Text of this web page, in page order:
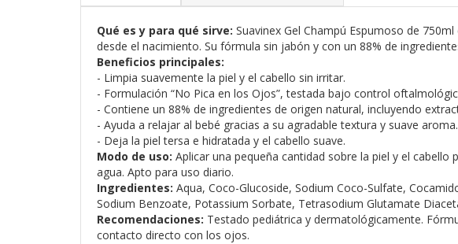
Qué es y para qué sirve: Suavinex Gel Champú Espumoso de
desde el nacimiento. Su fórmula sin jabón y con un 88% de
Beneficios principales:
- Limpia suavemente la piel y el cabello sin irritar.
- Formulación “No Pica en los Ojos”, testada bajo control
- Contiene un 88% de ingredientes de origen natural, incluyendo
- Ayuda a relajar al bebé gracias a su agradable textura y suave aroma.
- Deja la piel tersa e hidratada y el cabello suave.
Modo de uso: Aplicar una pequeña cantidad sobre la piel y el
agua. Apto para uso diario.
Ingredientes: Aqua, Coco-Glucoside, Sodium Coco-Sulfate,
Sodium Benzoate, Potassium Sorbate, Tetrasodium Glutamate
Recomendaciones: Testado pediátrica y dermatológicamente.
contacto directo con los ojos.